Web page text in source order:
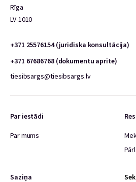
Rīga
LV-1010
+371 25576154 (juridiska konsultācija)
+371 67686768 (dokumentu aprite)
tiesibsargs@tiesibsargs.lv
Par iestādi
Par mums
Saziņa